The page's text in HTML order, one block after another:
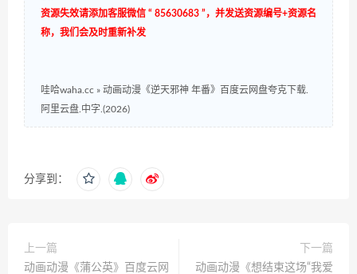
资源失效请添加客服微信 “ 85630683 ”，并发送资源编号+资源名
称，我们会及时重新补发
哇哈waha.cc » 动画动漫《逆天邪神 年番》百度云网盘夸克下载.
阿里云盘.中字.(2026)
分享到：
上一篇
动画动漫《蒲公英》百度云网
下一篇
动画动漫《想结束这场“我爱